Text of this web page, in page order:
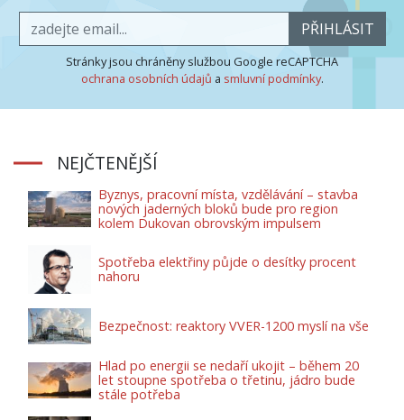
PŘIHLÁSIT
Stránky jsou chráněny službou Google reCAPTCHA
ochrana osobních údajů a smluvní podmínky.
NEJČTENĚJŠÍ
Byznys, pracovní místa, vzdělávání – stavba
nových jaderných bloků bude pro region
kolem Dukovan obrovským impulsem
Spotřeba elektřiny půjde o desítky procent
nahoru
Bezpečnost: reaktory VVER-1200 myslí na vše
Hlad po energii se nedaří ukojit – během 20
let stoupne spotřeba o třetinu, jádro bude
stále potřeba